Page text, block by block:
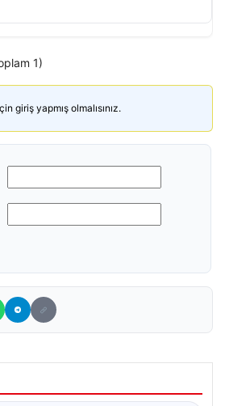
1)
giriş yapmış olmalısınız.